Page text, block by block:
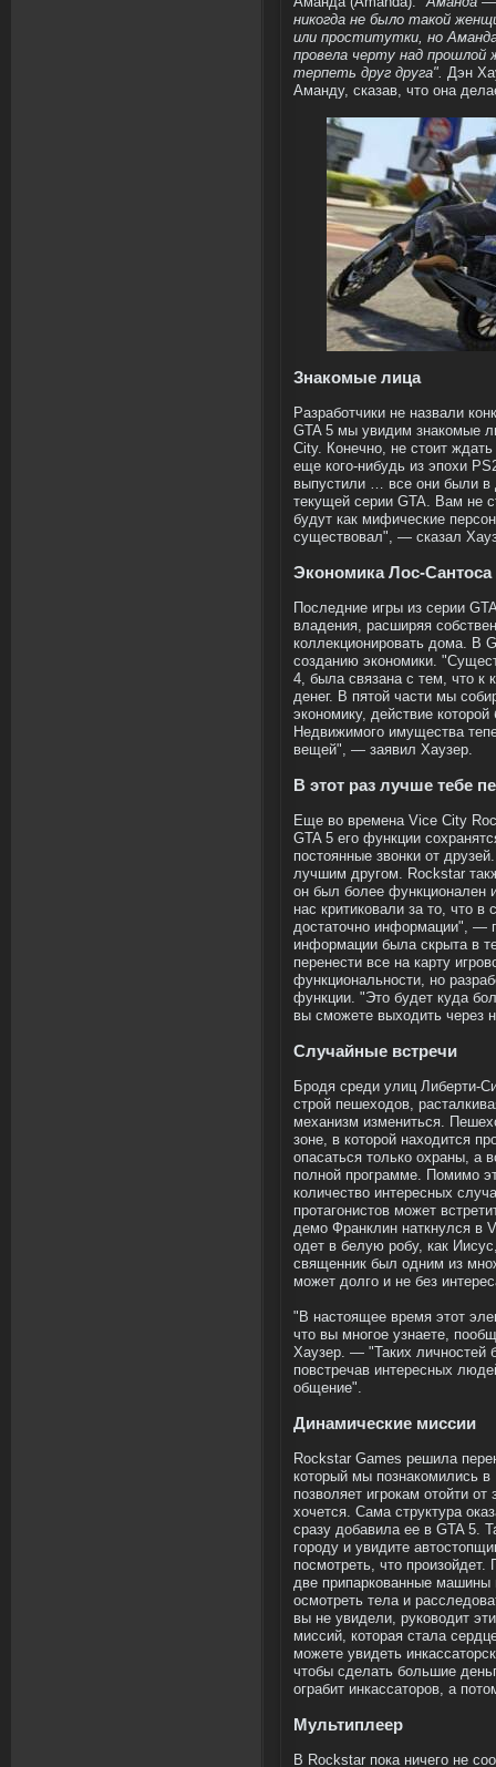
никогда не было такой
или проститутки, но
провела черту над прошлой
терпеть друг друга". Дэн
Аманду, сказав, что она
Знакомые лица
Разработчики не назвали
GTA 5 мы увидим знакомые
City. Конечно, не стоит
еще кого-нибудь из эпохи
выпустили … все они были в
текущей серии GTA. Вам не
будут как мифические
существовал", — сказал
Экономика Лос-Сантоса
Последние игры из серии
владения, расширяя
коллекционировать дома. В
созданию экономики.
4, была связана с тем, что к
денег. В пятой части мы
экономику, действие
Недвижимого имущества
вещей", — заявил Хаузер.
В этот раз лучше тебе
Еще во времена Vice City
GTA 5 его функции
постоянные звонки от
лучшим другом. Rockstar
он был более функционален
нас критиковали за то, что
достаточно информации", —
информации была скрыта в
перенести все на карту
функциональности, но
функции. "Это будет куда
вы сможете выходить через
Случайные встречи
Бродя среди улиц Либерти-
строй пешеходов,
механизм измениться.
зоне, в которой находится
опасаться только охраны, а
полной программе. Помимо
количество интересных
протагонистов может
демо Франклин наткнулся в
одет в белую робу, как
священник был одним из
может долго и не без
"В настоящее время этот
что вы многое узнаете,
Хаузер. — "Таких личностей
повстречав интересных
общение".
Динамические миссии
Rockstar Games решила
который мы познакомились
позволяет игрокам отойти от
хочется. Сама структура
сразу добавила ее в GTA 5.
городу и увидите
посмотреть, что
две припаркованные машины
осмотреть тела и
вы не увидели, руководит
миссий, которая стала
можете увидеть
чтобы сделать большие
ограбит инкассаторов, а
Мультиплеер
В Rockstar пока ничего не